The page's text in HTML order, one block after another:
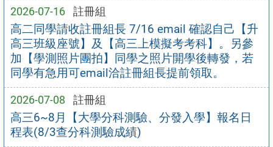
2026-07-16 註冊組
高二同學請收註冊組長 7/16 email 確認自己【升
高三班級座號】及【高三上模擬考考科】。另參
加【學測照片團拍】同學之照片開學後轉發，若
同學有急用可email洽註冊組長提前領取。
2026-07-08 註冊組
高三6~8月【大學分科測驗、分發入學】報名日
程表(8/3查分科測驗成績)